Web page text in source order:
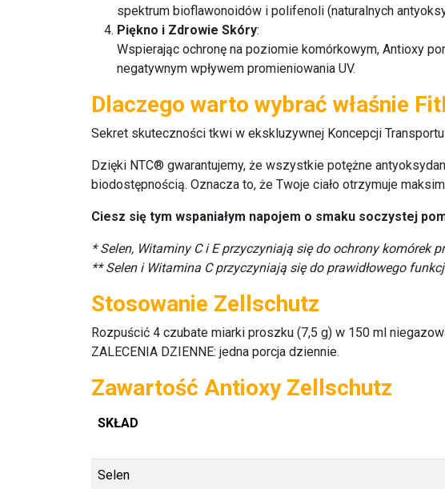
spektrum bioflawonoidów i polifenoli (naturalnych
Piękno i Zdrowie Skóry:
Wspierając ochronę na poziomie komórkowym, Antioxy
negatywnym wpływem promieniowania UV.
Dlaczego warto wybrać właśnie
Sekret skuteczności tkwi w ekskluzywnej Koncepcji
Dzięki NTC® gwarantujemy, że wszystkie potężne
biodostępnością. Oznacza to, że Twoje ciało otrzymuje
Ciesz się tym wspaniałym napojem o smaku soczystej
* Selen, Witaminy C i E przyczyniają się do ochrony komórek
** Selen i Witamina C przyczyniają się do prawidłowego
Stosowanie Zellschutz
Rozpuścić 4 czubate miarki proszku (7,5 g) w 150 ml
ZALECENIA DZIENNE: jedna porcja dziennie.
Zawartość Antioxy Zellschutz
SKŁAD
Selen